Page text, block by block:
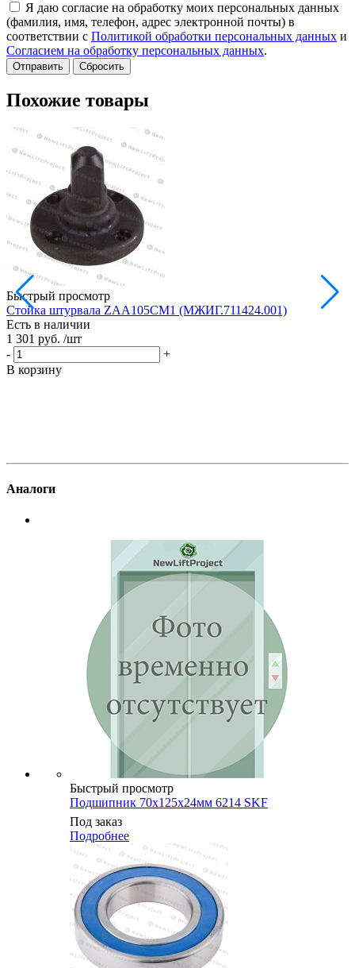
Я даю согласие на обработку моих персональных данных
(фамилия, имя, телефон, адрес электронной почты) в
соответствии с Политикой обработки персональных данных и
Согласием на обработку персональных данных.
Сбросить
Похожие товары
Быстрый просмотр
Стойка штурвала ZAA105CM1 (МЖИГ.711424.001)
Есть в наличии
1 301 руб. /шт
-
+
В корзину
Аналоги
Быстрый просмотр
Подшипник 70х125х24мм 6214 SKF
Под заказ
Подробнее